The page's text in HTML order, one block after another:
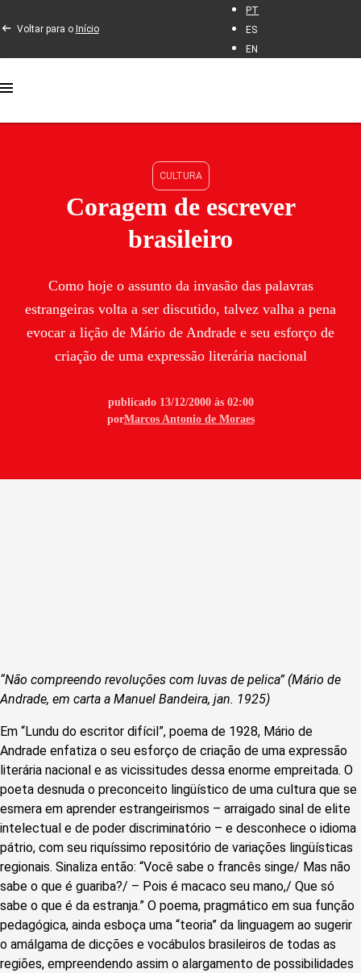
Voltar para o Início
PT
ES
EN
CULTURA
Coragem de escrever
brasileiro
Como hoje o assunto da invasão das palavras
estrangeiras volta a ser discutido, talvez valha a pena
evocar a lição de Mário de Andrade e seu esforço de
criação de uma expressão literária nacional
publicado 13/12/2000 às 02:00
porMarcos Antonio de Moraes
“Não compreendo revoluções com luvas de pelica” (Mário de
Andrade, em carta a Manuel Bandeira, jan. 1925)
Em “Lundu do escritor difícil”, poema de 1928, Mário de
Andrade enfatiza o seu esforço de criação de uma expressão
literária nacional e as vicissitudes dessa enorme empreitada. O
poeta desnuda o preconceito lingüístico de uma cultura que se
esmera em aprender estrangeirismos – arraigado sinal de elite
intelectual e de poder discriminatório – e desconhece o idioma
pátrio, com seu riquíssimo repositório de variações lingüísticas
regionais. Sinaliza então: “Você sabe o francês singe/ Mas não
sabe o que é guariba?/ – Pois é macaco seu mano,/ Que só
sabe o que é da estranja.” O poema, pragmático em sua função
pedagógica, ainda esboça uma “teoria” da linguagem ao sugerir
o amálgama de dicções e vocábulos brasileiros de todas as
regiões, empreendendo assim o alargamento de possibilidades